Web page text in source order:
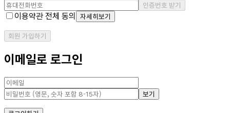
인증번호 받기
이용약관 전체 동의 자세히보기
회원 가입하기
이메일로 로그인
보기